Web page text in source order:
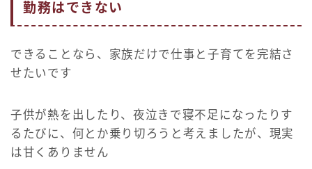
勤務はできない
できることなら、家族だけで仕事と子育てを完結さ
せたいです
子供が熱を出したり、夜泣きで寝不足になったりす
るたびに、何とか乗り切ろうと考えましたが、現実
は甘くありません